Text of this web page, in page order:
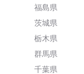
福島県
茨城県
栃木県
群馬県
千葉県